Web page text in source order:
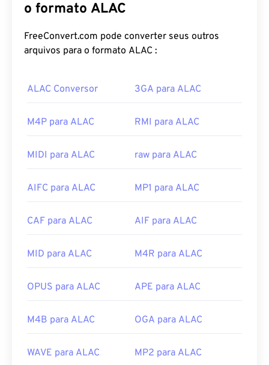
o formato ALAC
FreeConvert.com pode converter seus outros
arquivos para o formato ALAC :
ALAC Conversor 3GA para ALAC
M4P para ALAC RMI para ALAC
MIDI para ALAC raw para ALAC
AIFC para ALAC MP1 para ALAC
CAF para ALAC AIF para ALAC
MID para ALAC M4R para ALAC
OPUS para ALAC APE para ALAC
M4B para ALAC OGA para ALAC
WAVE para ALAC MP2 para ALAC